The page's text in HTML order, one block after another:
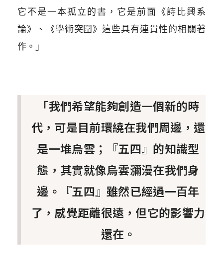
它不是一本孤立的書，它是前面《詩比興系
論》、《學術突圍》這些具有連貫性的相關著
作。」
「我們希望能夠創造一個新的時
代，可是目前環繞在我們周邊，還
是一堆烏雲；『五四』的知識型
態，其實就像烏雲瀰漫在我們身
邊。『五四』雖然已經過一百年
了，感覺距離很遠，但它的影響力
還在。